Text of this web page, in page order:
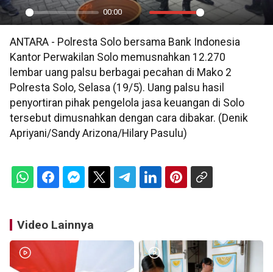
Play
00:00
Mute Settings
PIP
ANTARA - Polresta Solo bersama Bank Indonesia
Kantor Perwakilan Solo memusnahkan 12.270
lembar uang palsu berbagai pecahan di Mako 2
Polresta Solo, Selasa (19/5). Uang palsu hasil
penyortiran pihak pengelola jasa keuangan di Solo
tersebut dimusnahkan dengan cara dibakar. (Denik
Apriyani/Sandy Arizona/Hilary Pasulu)
Video Lainnya